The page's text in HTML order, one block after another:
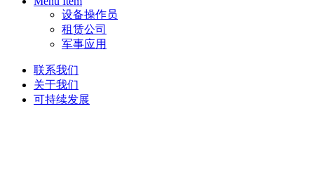
设备操作员
租赁公司
军事应用
联系我们
关于我们
可持续发展